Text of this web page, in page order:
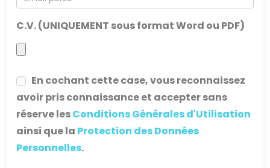
C.V. (UNIQUEMENT sous format Word ou PDF)
En cochant cette case, vous reconnaissez
avoir pris connaissance et accepter sans
réserve lesConditions Générales d'Utilisation
ainsi que la Protection des Données
Personnelles.